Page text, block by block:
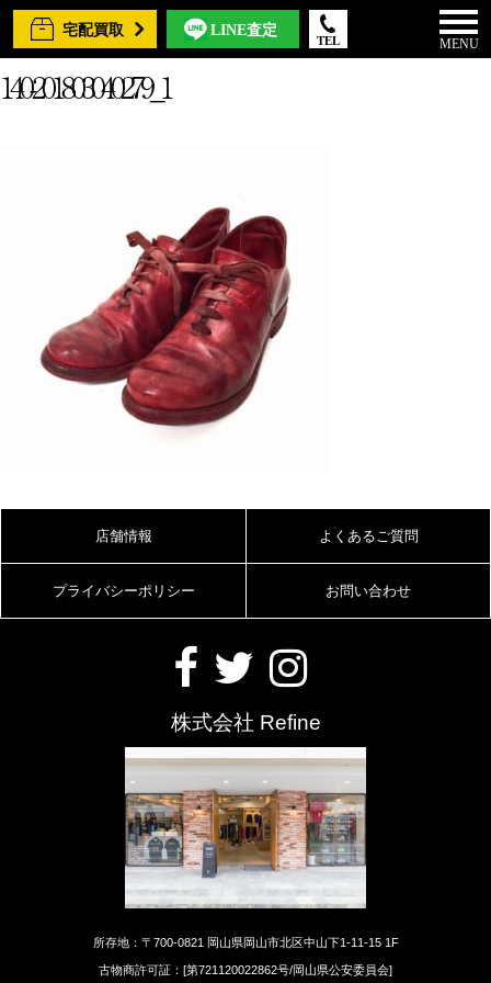
宅配買取 LINE査定
TEL MENU
140-201803040279_1
店舗情報 よくあるご質問
プライバシーポリシー お問い合わせ
株式会社 Refine
所存地：〒700-0821 岡山県岡山市北区中山下1-11-15 1F
古物商許可証：[第721120022862号/岡山県公安委員会]